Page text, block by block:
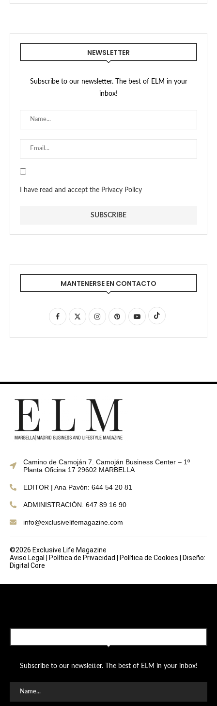
NEWSLETTER
Subscribe to our newsletter. The best of ELM in your
inbox!
I have read and accept the Privacy Policy
MANTENERSE EN CONTACTO
Camino de Camoján 7. Camoján Business Center – 1º
Planta Oficina 17 29602 MARBELLA
EDITOR | Ana Pavón: 644 54 20 81
ADMINISTRACIÓN: 647 89 16 90
info@exclusivelifemagazine.com
©2026 Exclusive Life Magazine
Aviso Legal
Política de Privacidad Política de Cookies
Diseño:
Digital Core
Subscribe to our newsletter. The best of ELM in your inbox!